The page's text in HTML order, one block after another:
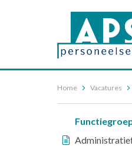
Home Vacatures